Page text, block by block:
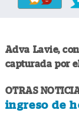
Adva Lavie,
capturada por
OTRAS
ingreso de